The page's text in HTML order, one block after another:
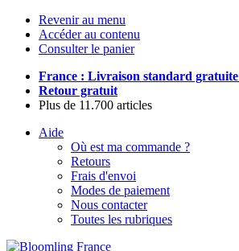
Revenir au menu
Accéder au contenu
Consulter le panier
France : Livraison standard gratuite
Retour gratuit
Plus de 11.700 articles
Aide
Où est ma commande ?
Retours
Frais d'envoi
Modes de paiement
Nous contacter
Toutes les rubriques